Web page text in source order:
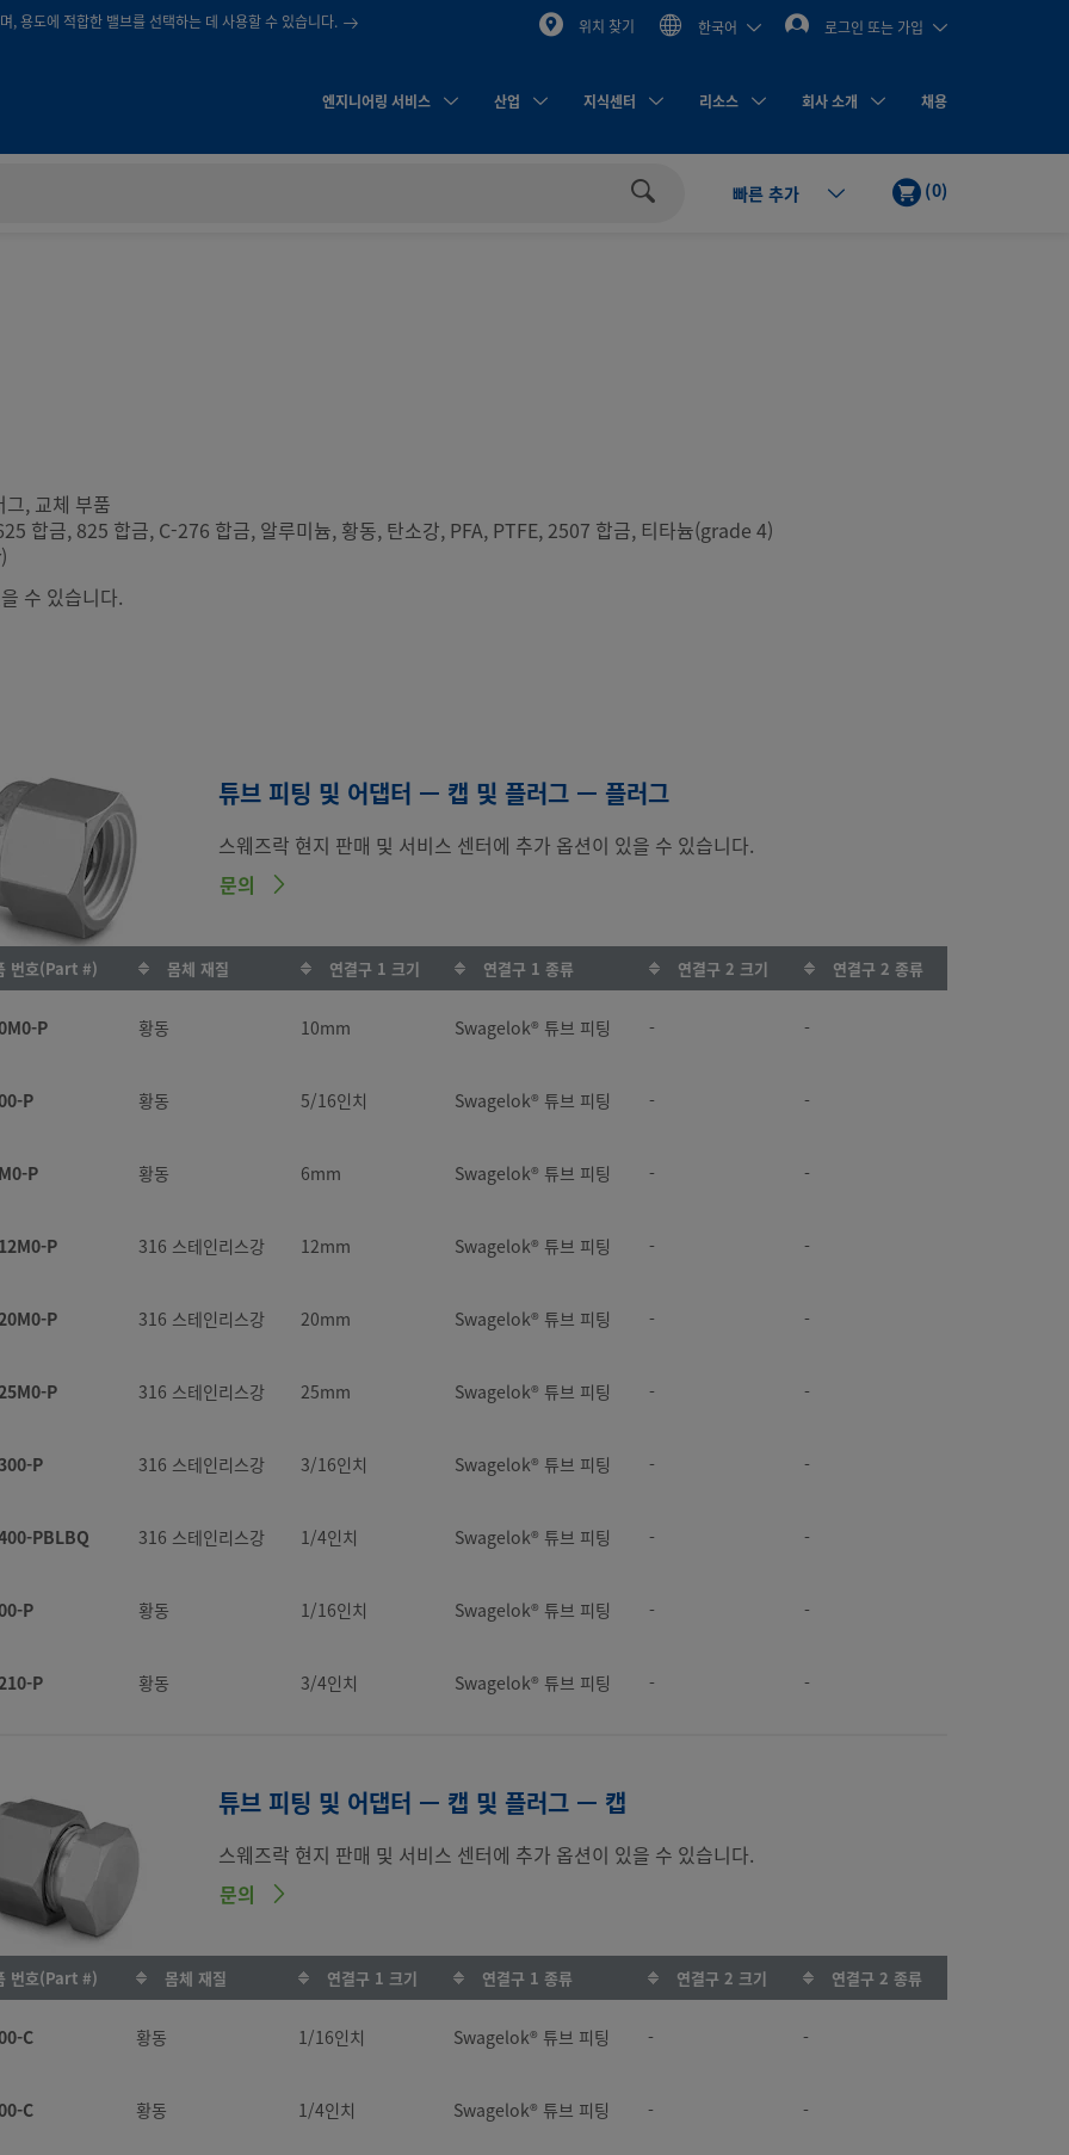
, 용도에 적합한 밸브를 선택하는 데 사용할 수 있습니다. 위치 찾기 한국어 로그인 또는 가입
엔지니어링 서비스 산업 지식센터 리소스 회사 소개 채용
빠른 추가
카
(0)
, 교체 부품
합금, 825 합금, C-276 합금, 알루미늄, 황동, 탄소강, PFA, PTFE, 2507 합금, 티타늄(grade 4)
수 있습니다.
튜브 피팅 및 어댑터 — 캡 및 플러그 — 플러그
스웨즈락 현지 판매 및 서비스 센터에 추가 옵션이 있을 수 있습니다.
문의
번호(Part #) 몸체 재질 연결구 1 크기 연결구 1 종류 연결구 2 크기 연결구 2 종류
P 황동 10mm Swagelok® 튜브 피팅 - -
P 황동 5/16인치 Swagelok® 튜브 피팅 - -
P 황동 6mm Swagelok® 튜브 피팅 - -
P 316 스테인리스강 12mm Swagelok® 튜브 피팅 - -
P 316 스테인리스강 20mm Swagelok® 튜브 피팅 - -
P 316 스테인리스강 25mm Swagelok® 튜브 피팅 - -
P 316 스테인리스강 3/16인치 Swagelok® 튜브 피팅 - -
PBLBQ 316 스테인리스강 1/4인치 Swagelok® 튜브 피팅 - -
P 황동 1/16인치 Swagelok® 튜브 피팅 - -
P 황동 3/4인치 Swagelok® 튜브 피팅 - -
420-P
P
P 316 스테인리스강 1/16인치 Swagelok® 튜브 피팅 - -
P 316 스테인리스강 5/8인치 Swagelok® 튜브 피팅 - -
P 316 스테인리스강 10mm Swagelok® 튜브 피팅 - -
튜브 피팅 및 어댑터 — 캡 및 플러그 — 캡
스웨즈락 현지 판매 및 서비스 센터에 추가 옵션이 있을 수 있습니다.
문의
번호(Part #) 몸체 재질 연결구 1 크기 연결구 1 종류 연결구 2 크기 연결구 2 종류
C 황동 1/16인치 Swagelok® 튜브 피팅 - -
C 황동 1/4인치 Swagelok® 튜브 피팅 - -